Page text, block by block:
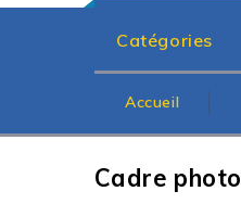
Catégories
Accueil
Cadre photo